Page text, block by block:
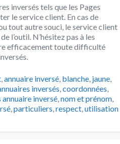
inversés tels que les Pages
le service client. En cas de
tout autre souci, le service client
l’outil. N’hésitez pas à les
efficacement toute difficulté
,annuaire inversé, blanche, jaune,
inversés,coordonnées,
annuaire inversé,nom et prénom,
,particuliers,respect,utilisation